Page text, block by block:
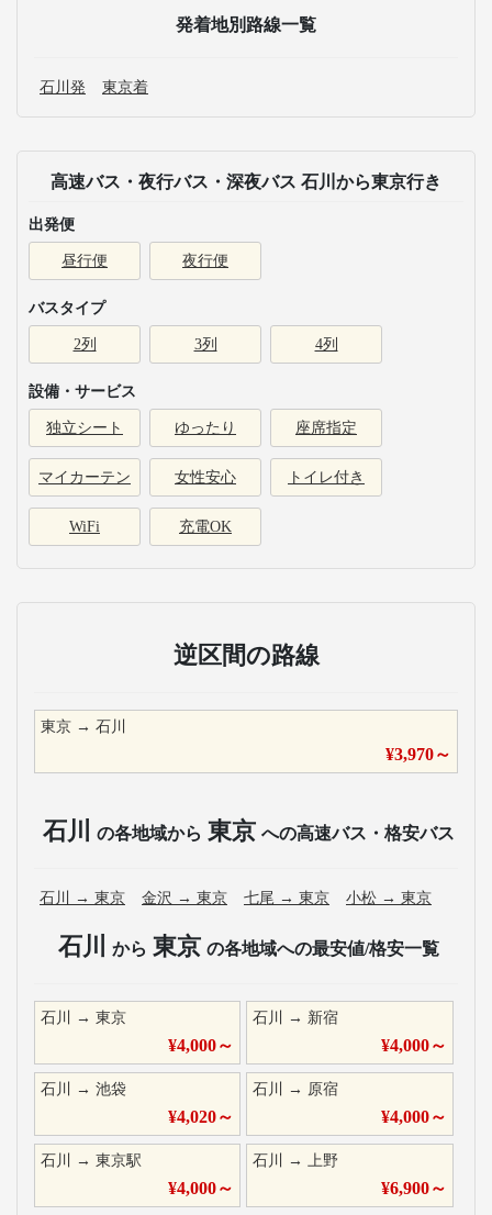
発着地別路線一覧
石川発 東京着
高速バス・夜行バス・深夜バス 石川から東京行き
出発便
昼行便 夜行便
バスタイプ
2列 3列 4列
設備・サービス
独立シート ゆったり 座席指定
マイカーテン 女性安心 トイレ付き
WiFi 充電OK
逆区間の路線
東京 → 石川
¥3,970～
石川 の各地域から 東京 への高速バス・格安バス
石川 → 東京 金沢 → 東京 七尾 → 東京 小松 → 東京
石川 から 東京 の各地域への最安値/格安一覧
石川 → 東京
¥4,000～
石川 → 新宿
¥4,000～
石川 → 池袋
¥4,020～
石川 → 原宿
¥4,000～
石川 → 東京駅
¥4,000～
石川 →上野
¥6,900～